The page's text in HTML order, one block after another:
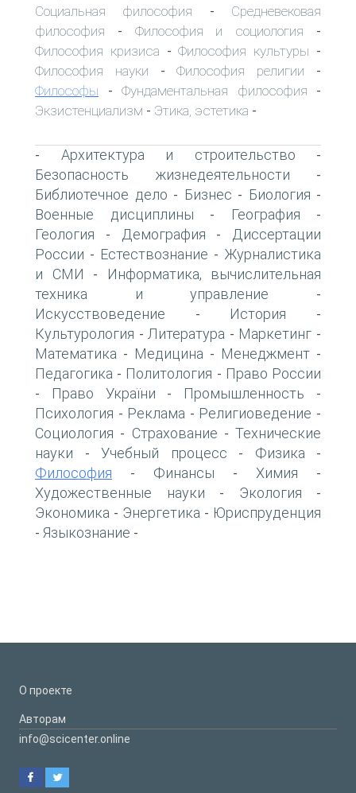
Социальная философия - Средневековая
философия - Философия и социология -
Философия кризиса -Философия культуры -
Философия науки -Философия религии -
Философы - Фундаментальная философия -
Экзистенциализм - Этика, эстетика -
- Архитектура и строительство -
Безопасность жизнедеятельности -
Библиотечное дело - Бизнес - Биология -
Военные дисциплины - География -
Геология - Демография -
Диссертации
России - Естествознание - Журналистика
и СМИ -
Информатика, вычислительная
техника и управление -
Искусствоведение - История -
Культурология - Литература - Маркетинг -
Математика - Медицина - Менеджмент -
Педагогика - Политология - Право России
- Право України - Промышленность -
Психология - Реклама - Религиоведение -
Социология - Страхование - Технические
науки - Учебный процесс - Физика -
Философия - Финансы - Химия -
Художественные науки - Экология -
Экономика - Энергетика - Юриспруденция
- Языкознание -
О проекте
Авторам
info@scicenter.online